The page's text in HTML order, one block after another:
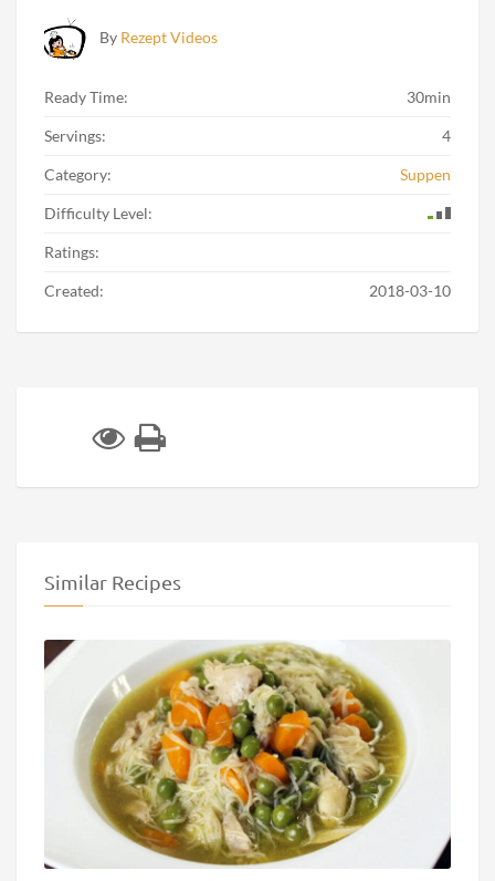
By Rezept Videos
Ready Time: 30min
Servings: 4
Category: Suppen
Difficulty Level:
Ratings:
Created: 2018-03-10
Similar Recipes